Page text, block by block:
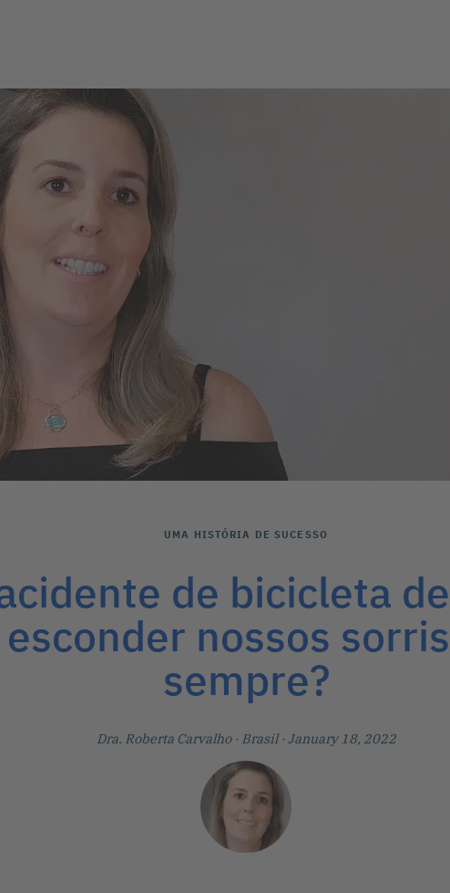
UMA HISTÓRIA DE SUCESSO
de bicicleta
nossos
sempre?
Dra. Roberta Carvalho · Brasil· January 18, 2022